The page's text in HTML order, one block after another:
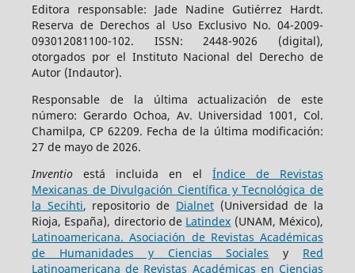
Editora responsable: Jade Nadine Gutiérrez Hardt.
Reserva de Derechos al Uso Exclusivo No. 04-2009-
093012081100-102. ISSN: 2448-9026 (digital),
otorgados por el Instituto Nacional del Derecho de
Autor (Indautor).
Responsable de la última actualización de este
número: Gerardo Ochoa, Av. Universidad 1001, Col.
Chamilpa, CP 62209. Fecha de la última modificación:
27 de mayo de 2026.
Inventioestá incluida en elÍndice de Revistas
Mexicanas de Divulgación Científica y Tecnológica de
la Secihti, repositorio de Dialnet(Universidad de la
Rioja, España), directorio de Latindex (UNAM, México),
Latinoamericana. Asociación de Revistas Académicas
de Humanidades y Ciencias Sociales y Red
Latinoamericana de Revistas Académicas en Ciencias